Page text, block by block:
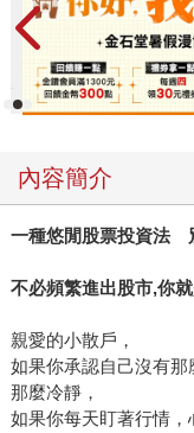
內容簡介
一種悠閒股票投資法
不必頻繁進出股市,你
親愛的小散戶，
如果你承認自己沒有那
那麼冷靜，
如果你每天盯著行情，